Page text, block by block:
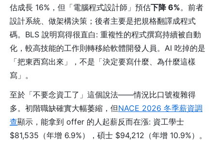
估成長 16%，但「電腦程式設計師」預估下降 6%。前者
設計系統、做架構決策；後者主要是把規格翻譯成程式
碼。BLS 說明寫得很直白: 重複性的程式撰寫持續被自動
化，較高技能的工作則轉移給軟體開發人員。AI 吃掉的是
「把東西寫出來」，不是「決定要寫什麼、為什麼這樣
寫」。
至於「不要念資工了」這個說法——情況比口號複雜得
多。初階職缺確實大幅萎縮，但NACE 2026 冬季薪資調
查顯示，能拿到 offer 的人起薪反而在漲: 資工學士
$81,535（年增 6.9%），碩士 $94,212（年增 10.9%）。